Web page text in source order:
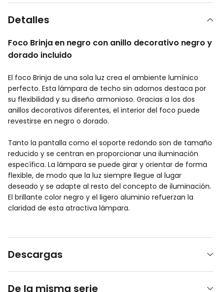
Detalles
Foco Brinja en negro con anillo decorativo negro y
dorado incluido
El foco Brinja de una sola luz crea el ambiente lumínico
perfecto. Esta lámpara de techo sin adornos destaca por
su flexibilidad y su diseño armonioso. Gracias a los dos
anillos decorativos diferentes, el interior del foco puede
revestirse en negro o dorado.
Tanto la pantalla como el soporte redondo son de tamaño
reducido y se centran en proporcionar una iluminación
específica. La lámpara se puede girar y orientar de forma
flexible, de modo que la luz siempre llegue al lugar
deseado y se adapte al resto del concepto de iluminación.
El brillante color negro y el ligero aluminio refuerzan la
claridad de esta atractiva lámpara.
Descargas
De la misma serie